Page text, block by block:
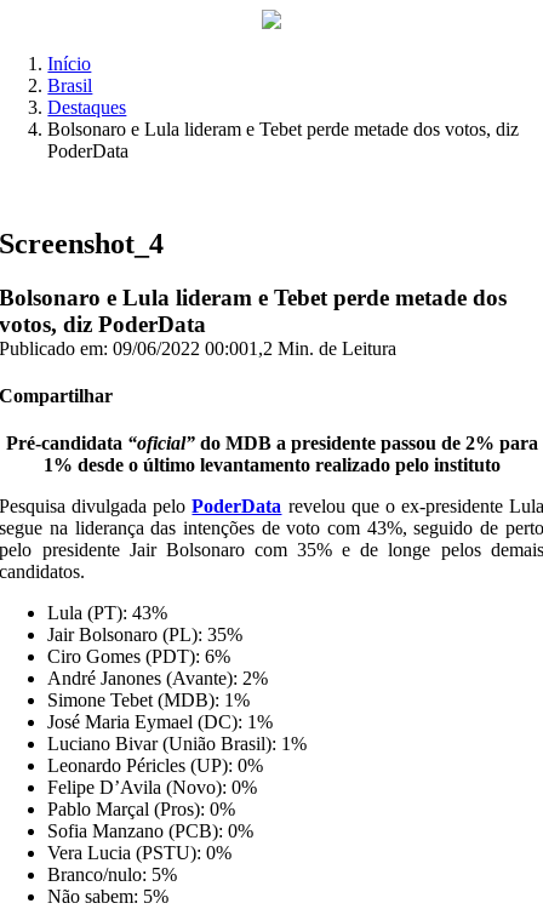
Início
Brasil
Destaques
Bolsonaro e Lula lideram e Tebet perde metade dos votos, diz
PoderData
Screenshot_4
Bolsonaro e Lula lideram e Tebet perde metade dos
votos, diz PoderData
Publicado em: 09/06/2022 00:001,2 Min. de Leitura
Compartilhar
Pré-candidata “oficial”do MDB a presidente passou de 2% para
1% desde o último levantamento realizado pelo instituto
Pesquisa divulgada peloPoderData revelou que o ex-presidente Lula
segue na liderança das intenções de voto com 43%, seguido de perto
pelo presidente Jair Bolsonaro com 35% e de longe pelos demais
candidatos.
Lula (PT): 43%
Jair Bolsonaro (PL): 35%
Ciro Gomes (PDT): 6%
André Janones (Avante): 2%
Simone Tebet (MDB): 1%
José Maria Eymael (DC): 1%
Luciano Bivar (União Brasil): 1%
Leonardo Péricles (UP): 0%
Felipe D’Avila (Novo): 0%
Pablo Marçal (Pros): 0%
Sofia Manzano (PCB): 0%
Vera Lucia (PSTU): 0%
Branco/nulo: 5%
Não sabem: 5%